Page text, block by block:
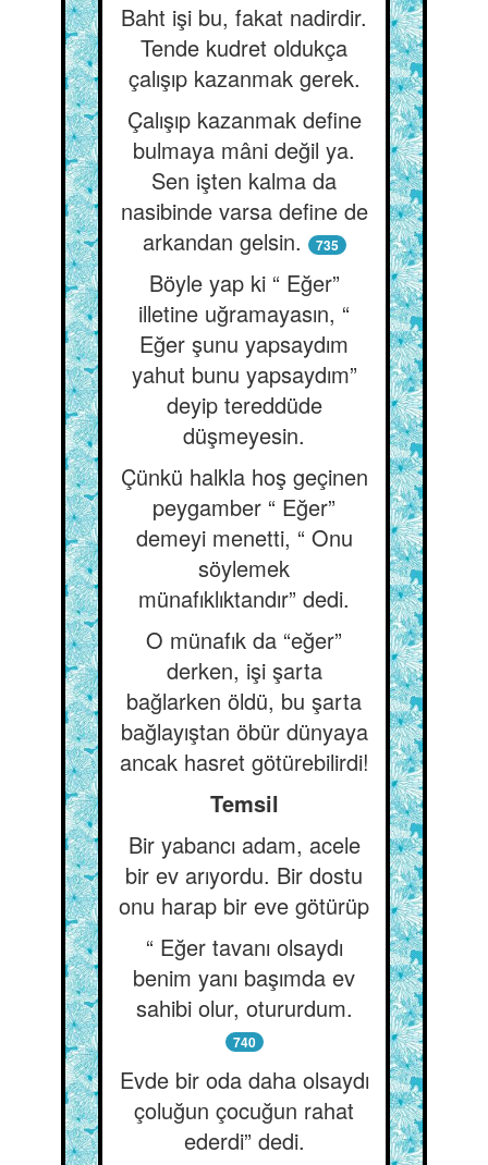
Baht işi bu, fakat nadirdir.
Tende kudret oldukça
çalışıp kazanmak gerek.
Çalışıp kazanmak define
bulmaya mâni değil ya.
Sen işten kalma da
nasibinde varsa define de
arkandan gelsin.
735
Böyle yap ki “ Eğer”
illetine uğramayasın, “
Eğer şunu yapsaydım
yahut bunu yapsaydım”
deyip tereddüde
düşmeyesin.
Çünkü halkla hoş geçinen
peygamber “ Eğer”
demeyi menetti, “ Onu
söylemek
münafıklıktandır” dedi.
O münafık da “eğer”
derken, işi şarta
bağlarken öldü, bu şarta
bağlayıştan öbür dünyaya
ancak hasret götürebilirdi!
Temsil
Bir yabancı adam, acele
bir ev arıyordu. Bir dostu
onu harap bir eve götürüp
“ Eğer tavanı olsaydı
benim yanı başımda ev
sahibi olur, otururdum.
740
Evde bir oda daha olsaydı
çoluğun çocuğun rahat
ederdi” dedi.